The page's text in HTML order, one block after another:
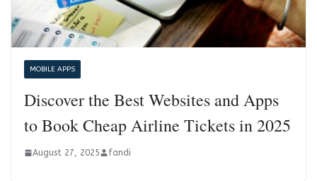
MOBILE APPS
Discover the Best Websites and Apps
to Book Cheap Airline Tickets in 2025
August 27, 2025 fandi